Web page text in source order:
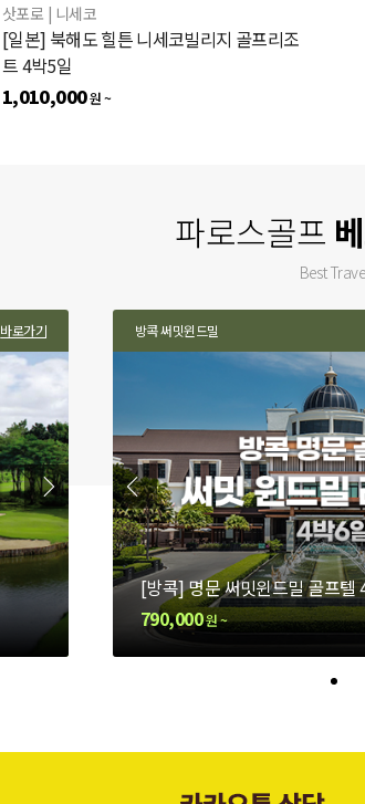
삿포로 | 니세코
[일본] 북해도 힐튼 니세코빌리지 골프리조
트 4박5일
1,010,000원 ~
파로스골프
Best
바로가기 방콕 타나시티
[방콕] 타나시티 골프텔 3박5일
420,000원 ~
바로가기 방콕 써밋윈드밀
[방콕] 명문 써밋윈드밀 골프텔
790,000원 ~
파타야 랴용 그린밸리
경제적인
[파타야] 라용,실키오크
600,000원 ~